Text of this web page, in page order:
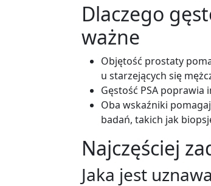
Dlaczego
ważne
Objętość prostaty
u starzejących się
Gęstość PSA
Oba wskaźniki
badań, takich jak
Najczęściej
Jaka jest